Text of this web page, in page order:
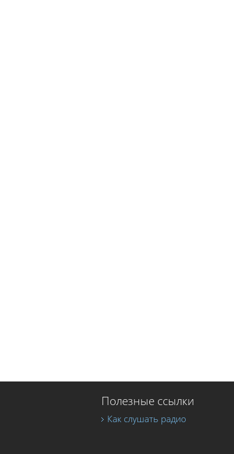
Полезные ссылки
Как слушать радио